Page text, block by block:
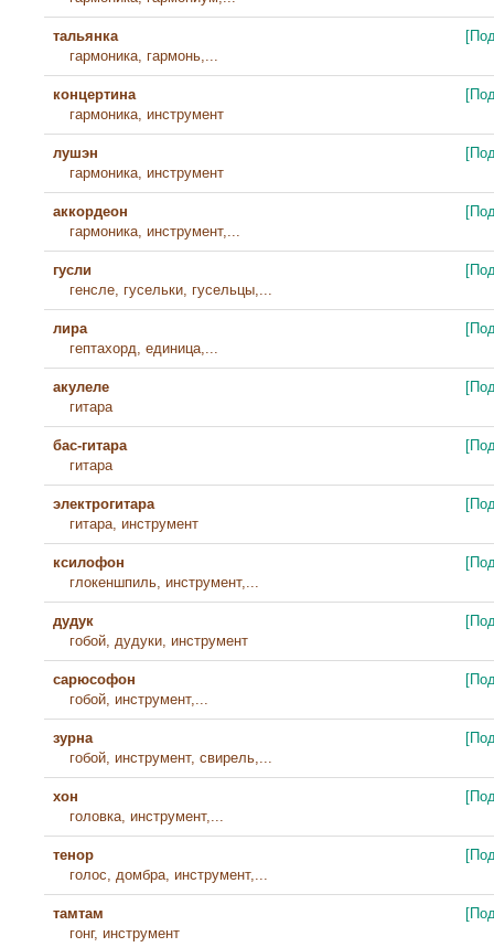
тальянка
гармоника, гармонь,...
концертина
гармоника, инструмент
лушэн
гармоника, инструмент
аккордеон
гармоника, инструмент,...
гусли
генсле, гусельки, гусельцы,...
лира
гептахорд, единица,...
акулеле
гитара
бас-гитара
гитара
электрогитара
гитара, инструмент
ксилофон
глокеншпиль, инструмент,...
дудук
гобой, дудуки, инструмент
сарюсофон
гобой, инструмент,...
зурна
гобой, инструмент, свирель,...
хон
головка, инструмент,...
тенор
голос, домбра, инструмент,...
тамтам
гонг, инструмент